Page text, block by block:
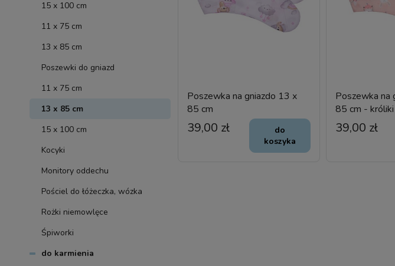
15 x 100 cm
11 x 75 cm
13 x 85 cm
Poszewki do gniazd
11 x 75 cm
13 x 85 cm
15 x 100 cm
Kocyki
Monitory oddechu
Pościel do łóżeczka, wózka
Rożki niemowlęce
Śpiworki
do karmienia
Poszewka na gniazdo 13 x
85 cm
39,00 zł
do
koszyka
Poszewka na
85 cm -
39,00 zł